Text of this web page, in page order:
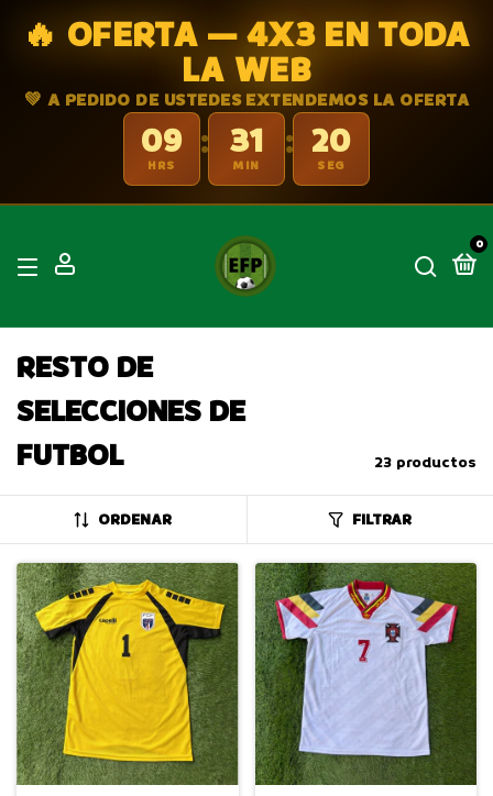
🔥 OFERTA — 4X3 EN TODA
LA WEB
💚 A PEDIDO DE USTEDES EXTENDEMOS LA OFERTA
09
HRS
: 31
MIN
: 19
SEG
0
RESTO DE
SELECCIONES DE
FUTBOL
23 productos
ORDENAR FILTRAR